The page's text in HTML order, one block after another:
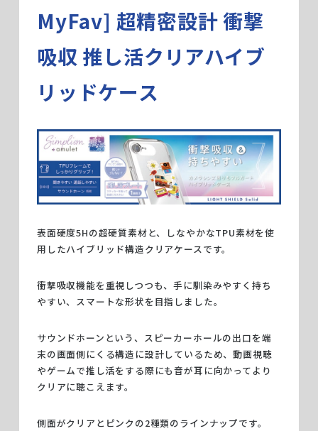
MyFav] 超精密設計 衝撃
吸収 推し活クリアハイブ
リッドケース
表面硬度5Hの超硬質素材と、しなやかなTPU素材を使
用したハイブリッド構造クリアケースです。
衝撃吸収機能を重視しつつも、手に馴染みやすく持ち
やすい、スマートな形状を目指しました。
サウンドホーンという、スピーカーホールの出口を端
末の画面側にくる構造に設計しているため、動画視聴
やゲームで推し活をする際にも音が耳に向かってより
クリアに聴こえます。
側面がクリアとピンクの2種類のラインナップです。